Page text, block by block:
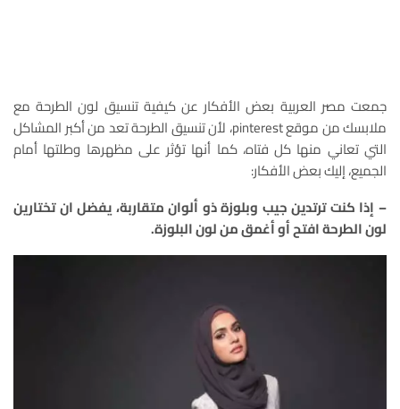
جمعت مصر العربية بعض الأفكار عن كيفية تنسيق لون الطرحة مع
ملابسك من موقع pinterest، لأن تنسيق الطرحة تعد من أكبر المشاكل
التي تعاني منها كل فتاه، كما أنها تؤثر على مظهرها وطلتها أمام
الجميع، إليك بعض الأفكار:
– إذا كنت ترتدين جيب وبلوزة ذو ألوان متقاربة، يفضل ان تختارين
لون الطرحة افتح أو أغمق من لون البلوزة.